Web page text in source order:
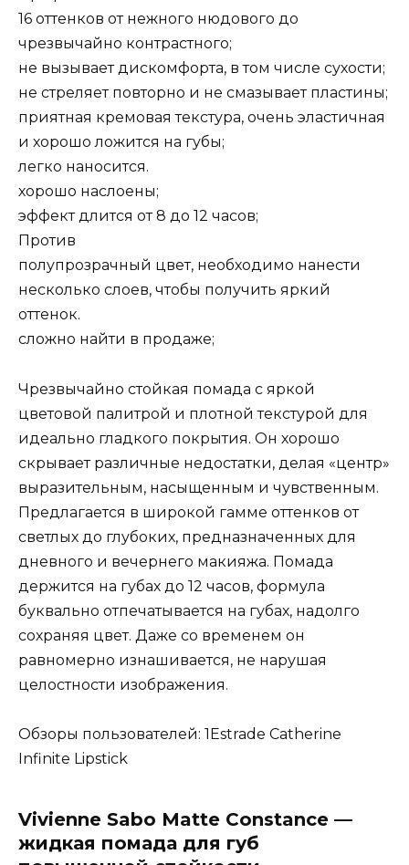
16 оттенков от нежного нюдового до
чрезвычайно контрастного;
не вызывает дискомфорта, в том числе сухости;
не стреляет повторно и не смазывает пластины;
приятная кремовая текстура, очень эластичная
и хорошо ложится на губы;
легко наносится.
хорошо наслоены;
эффект длится от 8 до 12 часов;
Против
полупрозрачный цвет, необходимо нанести
несколько слоев, чтобы получить яркий
оттенок.
сложно найти в продаже;
Чрезвычайно стойкая помада с яркой
цветовой палитрой и плотной текстурой для
идеально гладкого покрытия. Он хорошо
скрывает различные недостатки, делая «центр»
выразительным, насыщенным и чувственным.
Предлагается в широкой гамме оттенков от
светлых до глубоких, предназначенных для
дневного и вечернего макияжа. Помада
держится на губах до 12 часов, формула
буквально отпечатывается на губах, надолго
сохраняя цвет. Даже со временем он
равномерно изнашивается, не нарушая
целостности изображения.
Обзоры пользователей: 1Estrade Catherine
Infinite Lipstick
Vivienne Sabo Matte Constance —
жидкая помада для губ